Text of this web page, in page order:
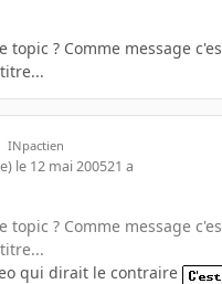
topic ? Comme message
INpactien
le 12 mai 200521 a
topic ? Comme message
qui dirait le contraire